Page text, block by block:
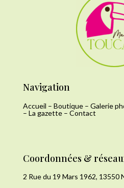
Navigation
Accueil – Boutique– Galerie
– La gazette– Contact
Coordonnées &
2 Rue du 19 Mars 1962, 13550